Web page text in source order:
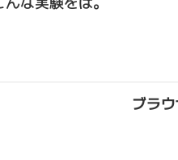
ブラ